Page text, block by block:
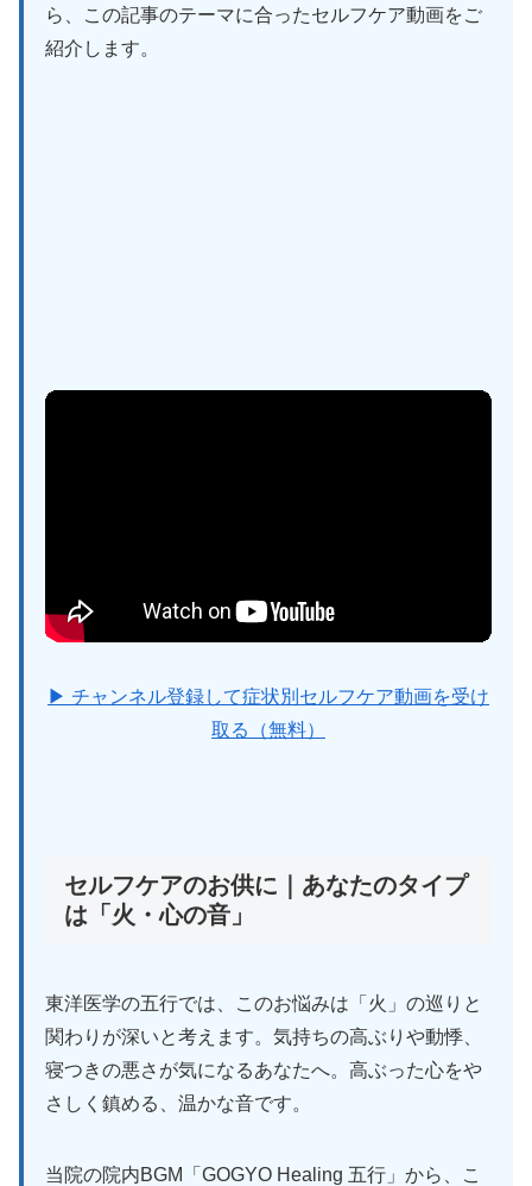
ら、この記事のテーマに合ったセルフケア動画をご
紹介します。
▶ チャンネル登録して症状別セルフケア動画を受け
取る（無料）
セルフケアのお供に｜あなたのタイプ
は「火・心の音」
東洋医学の五行では、このお悩みは「火」の巡りと
関わりが深いと考えます。気持ちの高ぶりや動悸、
寝つきの悪さが気になるあなたへ。高ぶった心をや
さしく鎮める、温かな音です。
当院の院内BGM「GOGYO Healing 五行」から、こ